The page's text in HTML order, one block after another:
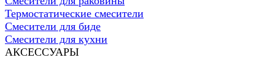
Термостатические смесители
Смесители для биде
Смесители для кухни
АКСЕССУАРЫ